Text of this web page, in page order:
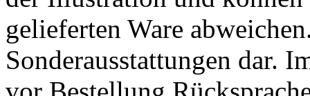
gelieferten Ware
Sonderausstattungen dar.